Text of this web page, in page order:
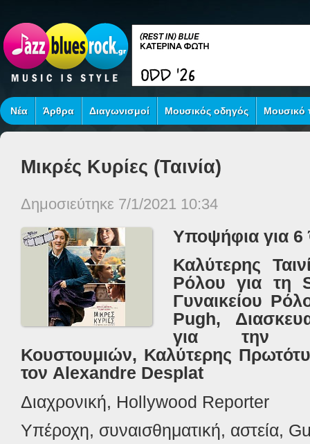
Νέα Άρθρα Διαγωνισμοί Μουσικός οδηγός Μουσικό
Μικρές Κυρίες (Ταινία)
Δημοσιεύτηκε 7/1/2021 10:34
Υποψήφια για
Καλύτερης
Ρόλου για τη
Γυναικείου
Pugh,
για
Κουστουμιών, Καλύτερης
τον Alexandre Desplat
Διαχρονική, Hollywood Reporter
Υπέροχη, συναισθηματική, αστεία,